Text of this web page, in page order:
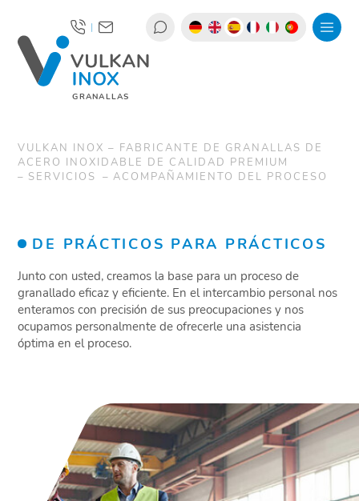
GRANALLAS
|
VULKAN INOX – FABRICANTE DE GRANALLAS DE
ACERO INOXIDABLE DE CALIDAD PREMIUM
SERVICIOS
ACOMPAÑAMIENTO DEL PROCESO
DE PRÁCTICOS PARA PRÁCTICOS
Junto con usted, creamos la base para un proceso de
granallado eficaz y eficiente. En el intercambio personal nos
enteramos con precisión de sus preocupaciones y nos
ocupamos personalmente de ofrecerle una asistencia
óptima en el proceso.